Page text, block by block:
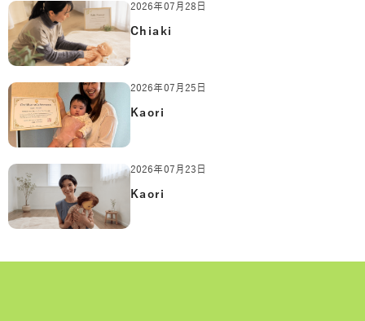
2026年07月28日
Chiaki
2026年07月25日
Kaori
2026年07月23日
Kaori